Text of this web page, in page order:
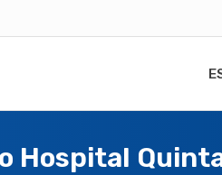
Hospital